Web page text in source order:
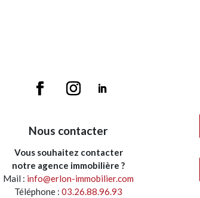
Nous contacter
Vous souhaitez contacter
notre agence immobilière ?
Mail : info@erlon-immobilier.com
Téléphone :03.26.88.96.93